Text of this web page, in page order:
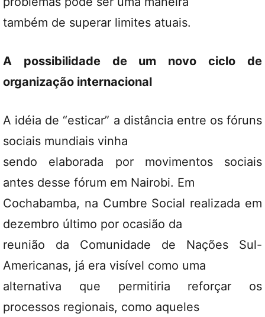
também de superar limites atuais.
A possibilidade de um novo ciclo de
organização internacional
A idéia de “esticar” a distância entre os fóruns
sociais mundiais vinha
sendo elaborada por movimentos sociais
antes desse fórum em Nairobi. Em
Cochabamba, na Cumbre Social realizada em
dezembro último por ocasião da
reunião da Comunidade de Nações Sul-
Americanas, já era visível como uma
alternativa que permitiria reforçar os
processos regionais, como aqueles